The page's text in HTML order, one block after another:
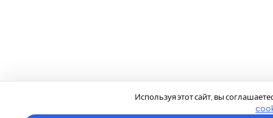
Используя этот сайт, вы